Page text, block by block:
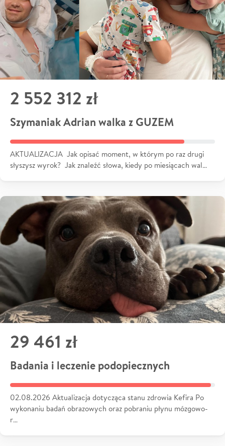
2 552 312 zł
Szymaniak Adrian walka z GUZEM
AKTUALIZACJA Jak opisać moment, w którym po raz drugi
słyszysz wyrok? Jak znaleźć słowa, kiedy po miesiącach wal…
29 461 zł
Badania i leczenie podopiecznych
02.08.2026 Aktualizacja dotycząca stanu zdrowia Kefira Po
wykonaniu badań obrazowych oraz pobraniu płynu mózgowo-
r…